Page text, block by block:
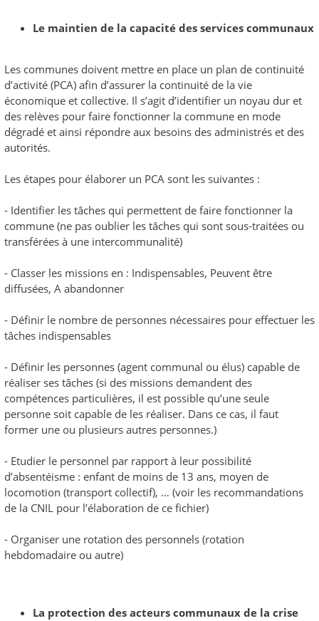
Le maintien de la capacité des services communaux
Les communes doivent mettre en place un plan de continuité
d’activité (PCA) afin d’assurer la continuité de la vie
économique et collective. Il s’agit d’identifier un noyau dur et
des relèves pour faire fonctionner la commune en mode
dégradé et ainsi répondre aux besoins des administrés et des
autorités.
Les étapes pour élaborer un PCA sont les suivantes :
- Identifier les tâches qui permettent de faire fonctionner la
commune (ne pas oublier les tâches qui sont sous-traitées ou
transférées à une intercommunalité)
- Classer les missions en : Indispensables, Peuvent être
diffusées, A abandonner
- Définir le nombre de personnes nécessaires pour effectuer les
tâches indispensables
- Définir les personnes (agent communal ou élus) capable de
réaliser ses tâches (si des missions demandent des
compétences particulières, il est possible qu’une seule
personne soit capable de les réaliser. Dans ce cas, il faut
former une ou plusieurs autres personnes.)
- Etudier le personnel par rapport à leur possibilité
d’absentéisme : enfant de moins de 13 ans, moyen de
locomotion (transport collectif), … (voir les recommandations
de la CNIL pour l’élaboration de ce fichier)
- Organiser une rotation des personnels (rotation
hebdomadaire ou autre)
La protection des acteurs communaux de la crise